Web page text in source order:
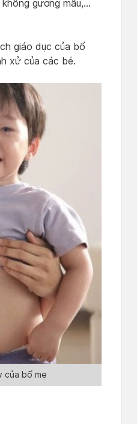
gương mẫu,…
giáo dục của bố
xử của các bé.
của bố mẹ